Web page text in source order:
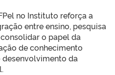
no Instituto reforça a
entre ensino, pesquisa
o papel da
de conhecimento
da